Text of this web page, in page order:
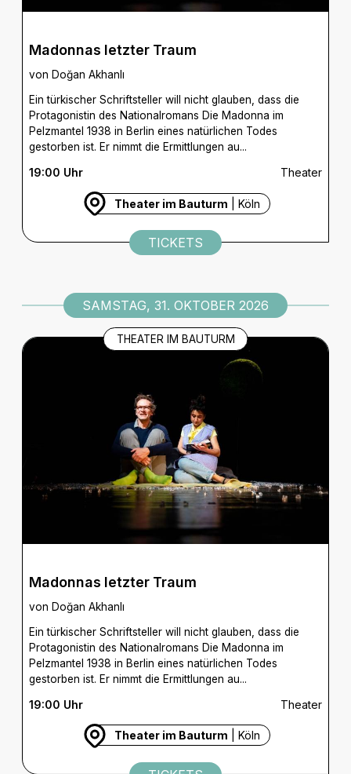
Madonnas letzter Traum
von Doğan Akhanlı
Ein türkischer Schriftsteller will nicht glauben, dass die
Protagonistin des Nationalromans Die Madonna im
Pelzmantel 1938 in Berlin eines natürlichen Todes
gestorben ist. Er nimmt die Ermittlungen au...
19:00 Uhr Theater
Theater im Bauturm | Köln
TICKETS
SAMSTAG, 31. OKTOBER 2026
THEATER IM BAUTURM
Madonnas letzter Traum
von Doğan Akhanlı
Ein türkischer Schriftsteller will nicht glauben, dass die
Protagonistin des Nationalromans Die Madonna im
Pelzmantel 1938 in Berlin eines natürlichen Todes
gestorben ist. Er nimmt die Ermittlungen au...
19:00 Uhr Theater
Theater im Bauturm | Köln